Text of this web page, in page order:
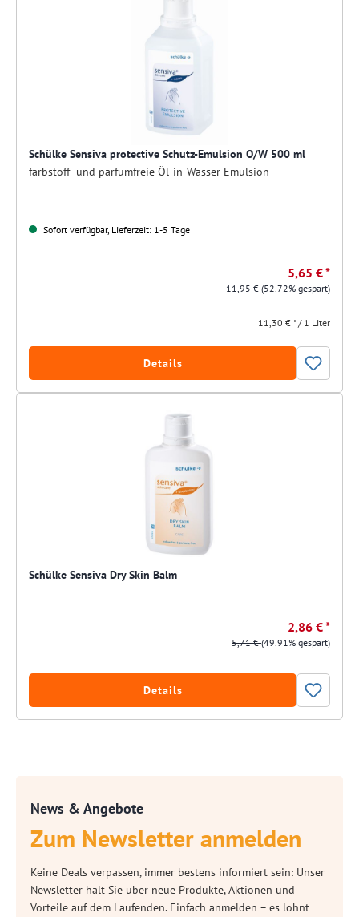
Schülke Sensiva protective Schutz-Emulsion O/W 500 ml
farbstoff- und parfumfreie Öl-in-Wasser Emulsion
Sofort verfügbar, Lieferzeit: 1-5 Tage
5,65 € *
11,95 €(52.72% gespart)
11,30 € * / 1 Liter
Details
Schülke Sensiva Dry Skin Balm
2,86 € *
5,71 €(49.91% gespart)
Details
News & Angebote
Zum Newsletter anmelden
Keine Deals verpassen, immer bestens informiert sein: Unser
Newsletter hält Sie über neue Produkte, Aktionen und
Vorteile auf dem Laufenden. Einfach anmelden – es lohnt